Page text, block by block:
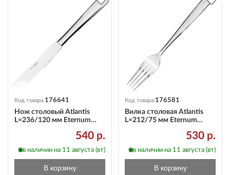
Код товара:176641
Нож столовый Atlantis
L=236/120 мм Eternum
540 р.
в наличии на 11 августа (вт)
В корзину
Код товара:176581
Вилка столовая Atlantis
L=212/75 мм Eternum
530 р.
в наличии на 11 августа (вт)
В корзину